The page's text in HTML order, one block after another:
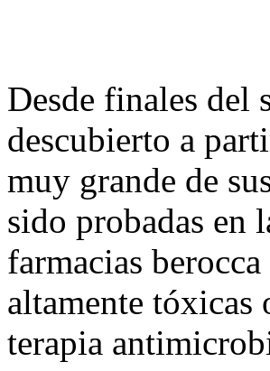
Desde finales del
descubierto a
muy grande de
sido probadas en
farmacias
altamente
terapia